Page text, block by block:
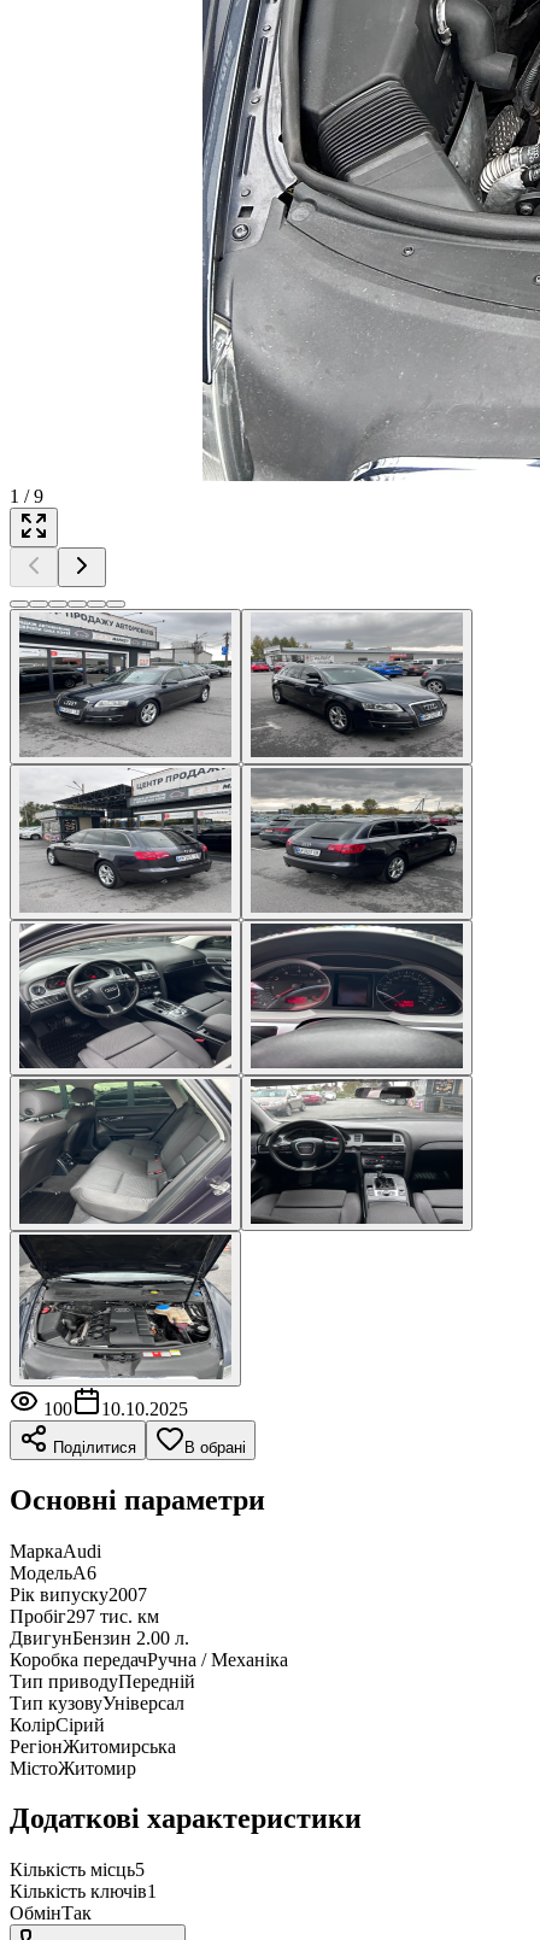
1 /9
100 10.10.2025
Поділитися В обрані
Основні параметри
МаркаAudi
МодельA6
Рік випуску2007
Пробіг297 тис. км
ДвигунБензин 2.00 л.
Коробка передачРучна / Механіка
Тип приводуПередній
Тип кузовуУніверсал
КолірСірий
РегіонЖитомирська
МістоЖитомир
Додаткові характеристики
Кількість місць5
Кількість ключів1
ОбмінТак